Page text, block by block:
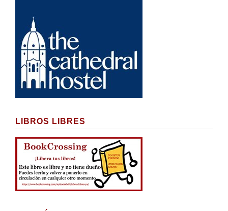
LIBROS LIBRES